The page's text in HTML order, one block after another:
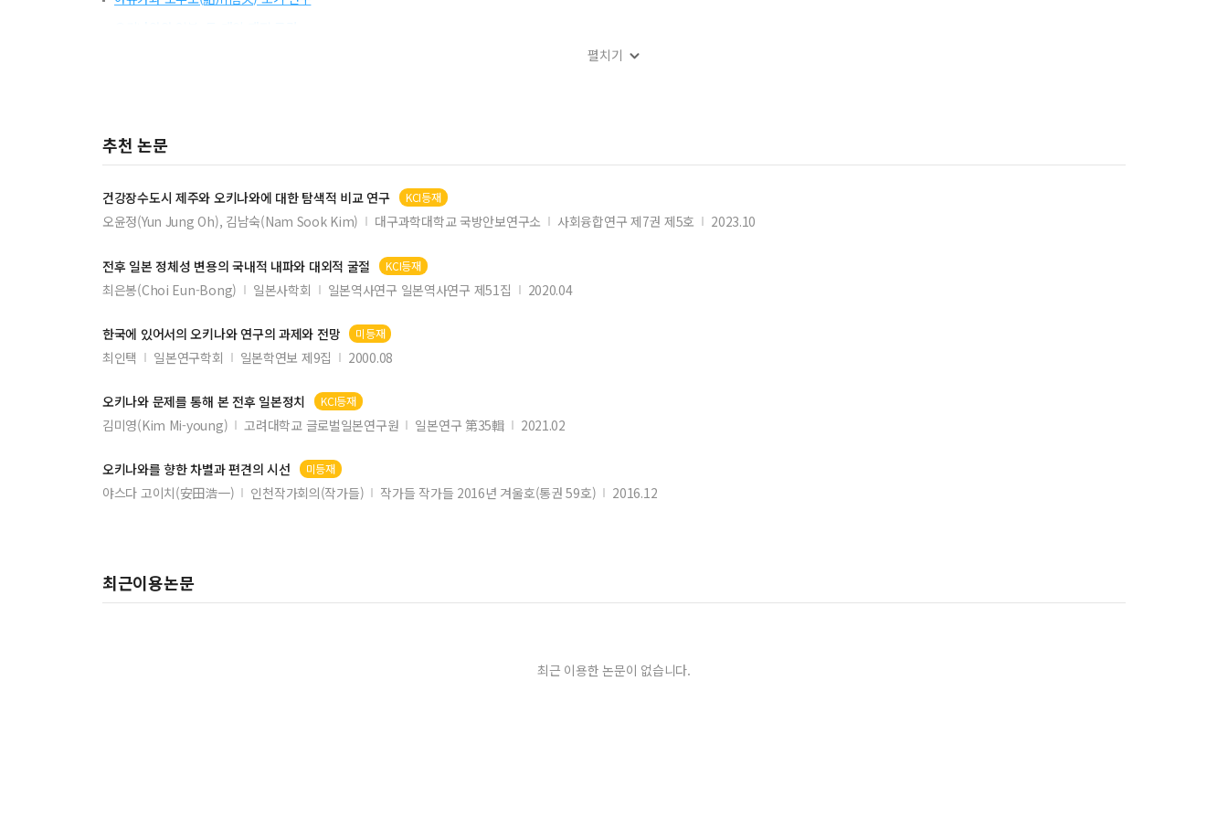
韓国における非日本語専攻者の日本語学習意識
隠語としての、「擬似略称」の提案
物質への情熱
펼치기
추천 논문
건강장수도시 제주와 오키나와에 대한 탐색적 비교 연구 KCI등재
오윤정(Yun Jung Oh), 김남숙(Nam Sook Kim) 대구과학대학교 국방안보연구소 사회융합연구 제7권 제5호 2023.10
전후 일본 정체성 변용의 국내적 내파와 대외적 굴절 KCI등재
최은봉(Choi Eun-Bong) 일본사학회 일본역사연구 일본역사연구 제51집 2020.04
한국에 있어서의오키나와연구의 과제와 전망 미등재
최인택 일본연구학회 일본학연보 제9집 2000.08
오키나와문제를 통해 본 전후 일본정치 KCI등재
김미영(Kim Mi-young) 고려대학교 글로벌일본연구원 일본연구 第35輯 2021.02
오키나와를 향한 차별과 편견의 시선 미등재
야스다 고이치(安田浩一) 인천작가회의(작가들) 작가들 작가들 2016년 겨울호(통권 59호) 2016.12
최근이용논문
최근 이용한 논문이 없습니다.